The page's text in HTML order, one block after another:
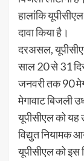
हालांकि
दावा किया है।
दरअसल,
साल 20 से 31
जनवरी तक 90
मेगावाट बिजली
यूपीसीएल को यह
विद्युत नियामक
यूपीसीएल को